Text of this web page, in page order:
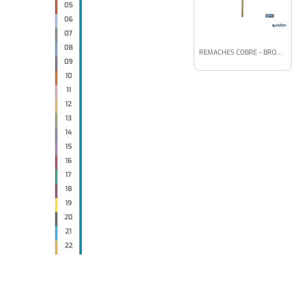
05
06
07
08
09
10
11
12
13
14
15
16
17
18
19
20
21
22
REMACHES COBRE - BRONCE